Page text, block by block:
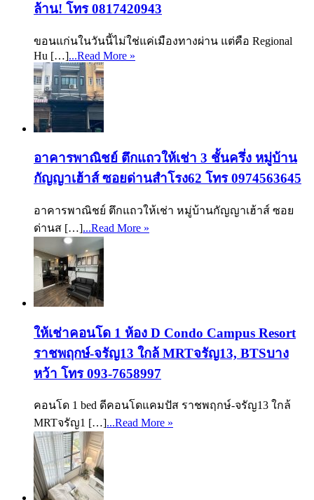
ล้าน! โทร 0817420943
ขอนแก่นในวันนี้ไม่ใช่แค่เมืองทางผ่าน แต่คือ Regional
Hu […]...Read More »
อาคารพาณิชย์ ตึกแถวให้เช่า 3 ชั้นครึ่ง หมู่บ้าน
กัญญาเฮ้าส์ ซอยด่านสำโรง62 โทร 0974563645
อาคารพาณิชย์ ตึกแถวให้เช่า หมู่บ้านกัญญาเฮ้าส์ ซอย
ด่านส […]...Read More »
ให้เช่าคอนโด 1 ห้อง D Condo Campus Resort
ราชพฤกษ์-จรัญ13 ใกล้ MRTจรัญ13, BTSบาง
หว้า โทร 093-7658997
คอนโด 1 bed ดีคอนโดแคมปัส ราชพฤกษ์-จรัญ13 ใกล้
MRTจรัญ1 […]...Read More »